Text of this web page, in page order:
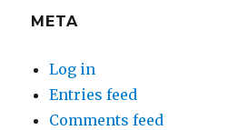
META
Log in
Entries feed
Comments feed